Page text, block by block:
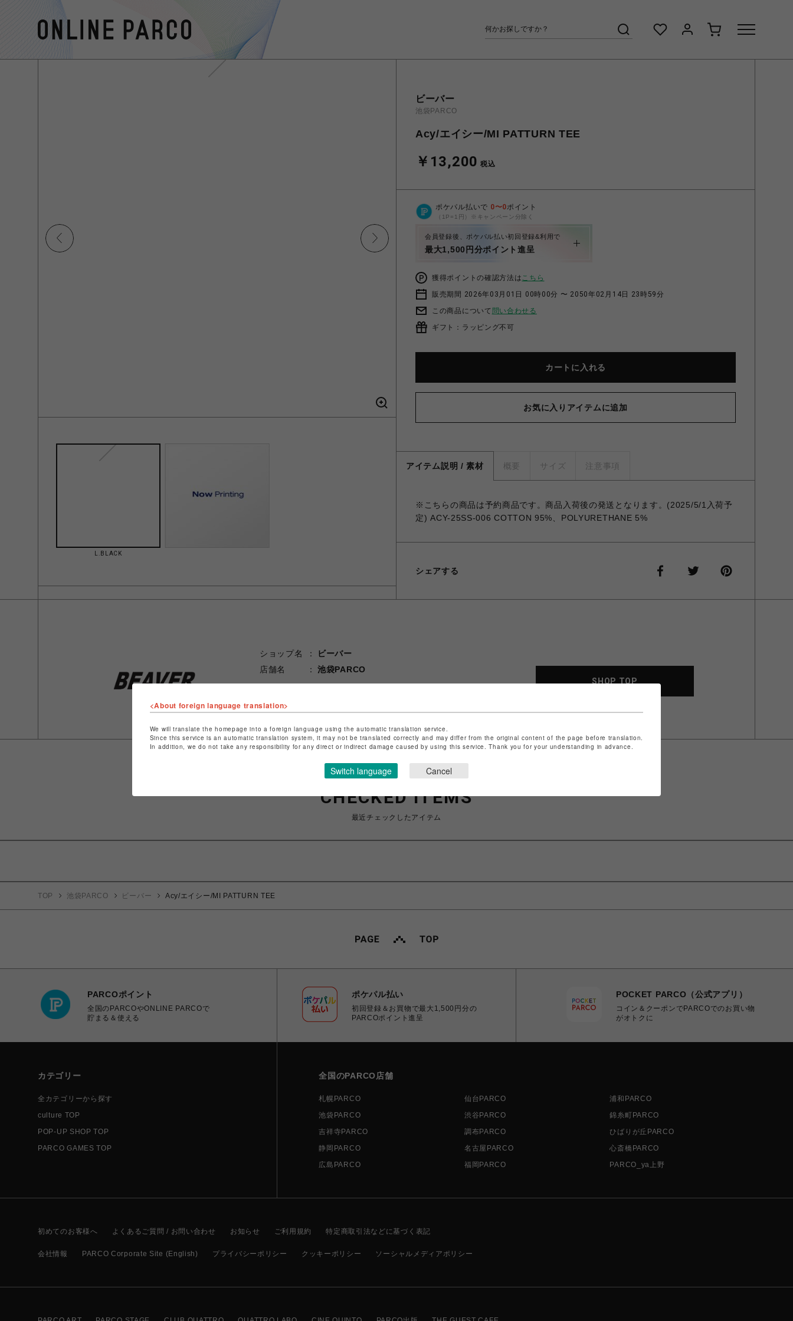
L.BLACK
ビーバー
池袋PARCO
Acy/エイシー/MI PATTURN TEE
￥13,200 税込
ポケパル払いで 0〜0ポイント
（1P=1円）※キャンペーン分除く
会員登録後、ポケパル払い初回登録&利用で
最大1,500円分ポイント進呈
獲得ポイントの確認方法はこちら
販売期間 2026年03月01日 00時00分 〜 2050年02月14日 23時59分
この商品について 問い合わせる
ギフト：ラッピング不可
カートに入れる
お気に入りアイテムに追加
アイテム説明 / 素材 概要 サイズ 注意事項
※こちらの商品は予約商品です。商品入荷後の発送となります。(2025/5/1入荷予
定) ACY-25SS-006 COTTON 95%、POLYURETHANE 5%
シェアする
ショップ名
ビーバー
店舗名
池袋PARCO
ショップお問い合わせは
SHOP TOP
CHECKED ITEMS
最近チェックしたアイテム
TOP 池袋PARCO ビーバー Acy/エイシー/MI PATTURN TEE
PARCOポイント
全国のPARCOやONLINE PARCOで
貯まる＆使える
ポケパル払い
初回登録＆お買物で最大1,500円分の
PARCOポイント進呈
POCKET PARCO（公式アプリ）
コイン＆クーポンでPARCOでのお買い物
がオトクに
カテゴリー
全カテゴリーから探す
culture TOP
POP-UP SHOP TOP
PARCO GAMES TOP
全国のPARCO店舗
札幌PARCO 仙台PARCO
浦和PARCO
池袋PARCO
渋谷PARCO
錦糸町PARCO
吉祥寺PARCO
調布PARCO
ひばりが丘PARCO
静岡PARCO
名古屋PARCO
心斎橋PARCO
広島PARCO
福岡PARCO PARCO_ya上野
初めてのお客様へ よくあるご質問 / お問い合わせ お知らせ ご利用規約 特定商取引法などに基づく表記
会社情報 PARCO Corporate Site (English) プライバシーポリシー クッキーポリシー ソーシャルメディアポリシー
<About foreign language translation>
We will translate the homepage into a foreign language using the automatic translation service.
Since this service is an automatic translation system, it may not be translated correctly and may differ from the original content of the page before translation.
In addition, we do not take any responsibility for any direct or indirect damage caused by using this service. Thank you for your understanding in advance.
Switch language Cancel